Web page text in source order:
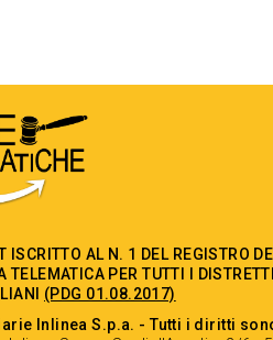
ISCRITTO AL N. 1 DEL REGISTRO
TELEMATICA PER TUTTI I
(PDG 01.08.2017)
Inlinea S.p.a. - Tutti i diritti